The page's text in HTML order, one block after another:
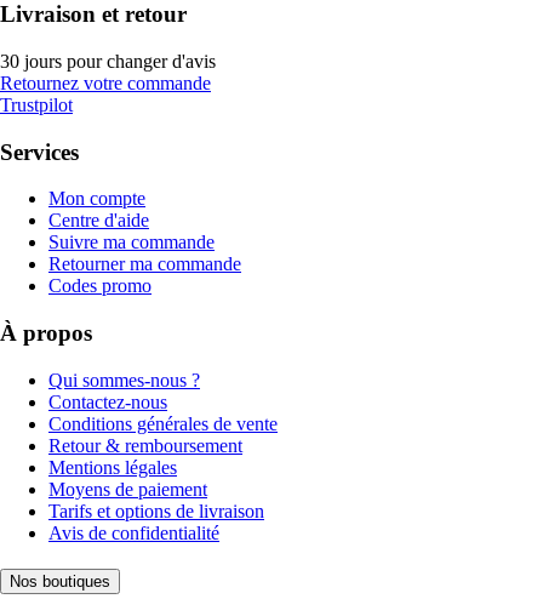
Livraison et retour
30 jours pour changer d'avis
Retournez votre commande
Trustpilot
Services
Mon compte
Centre d'aide
Suivre ma commande
Retourner ma commande
Codes promo
À propos
Qui sommes-nous ?
Contactez-nous
Conditions générales de vente
Retour & remboursement
Mentions légales
Moyens de paiement
Tarifs et options de livraison
Avis de confidentialité
Nos boutiques